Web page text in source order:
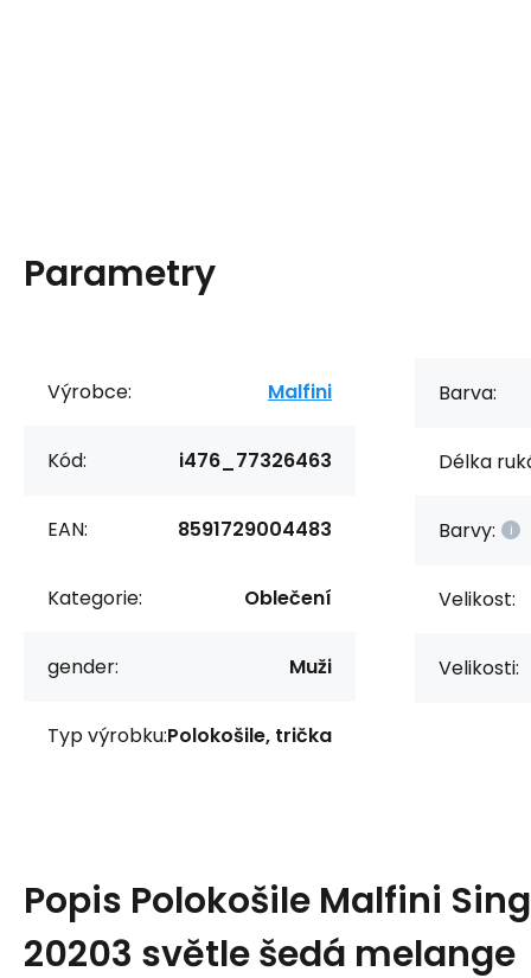
Parametry
Výrobce: Malfini
Kód: i476_77326463
EAN: 8591729004483
Kategorie: Oblečení
gender: Muži
Typ výrobku:Polokošile, trička
Barva:
Délka
Barvy:
Velikost:
Velikosti:
Popis Polokošile Malfini
20203 světle šedá melange